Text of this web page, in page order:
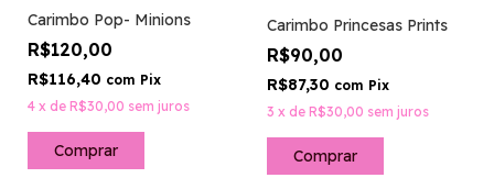
Carimbo Pop- Minions
R$120,00
R$116,40 com Pix
4 x de R$30,00 sem juros
Carimbo Princesas Prints
R$90,00
R$87,30 com Pix
3 x de R$30,00 sem juros